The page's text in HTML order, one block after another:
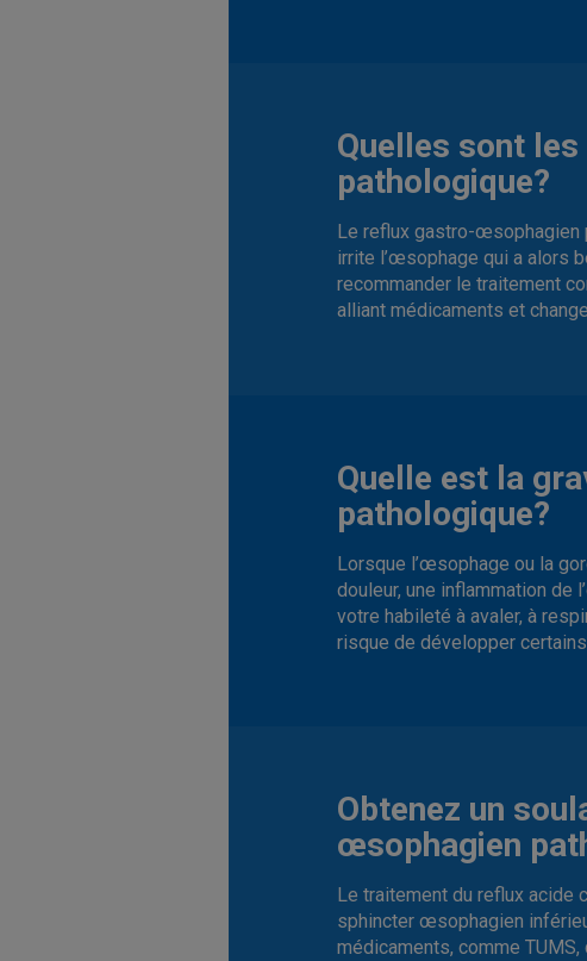
Quelles sont
pathologique?
Le reflux gastro-œsophagien
irrite l’œsophage qui a alors
recommander le traitement
alliant médicaments et
Quelle est la
pathologique?
Lorsque l’œsophage ou la
douleur, une inflammation
votre habileté à avaler, à
risque de développer
Obtenez un
œsophagien
Le traitement du reflux acide
sphincter œsophagien
médicaments, comme TUMS,